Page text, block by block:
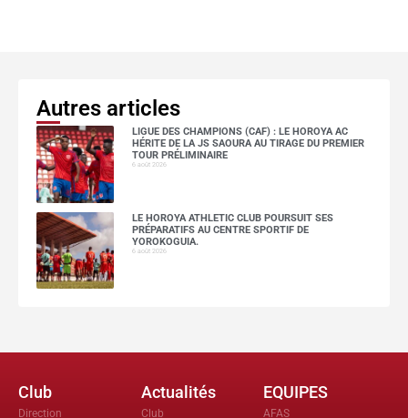
Autres articles
LIGUE DES CHAMPIONS (CAF) : LE HOROYA AC
HÉRITE DE LA JS SAOURA AU TIRAGE DU PREMIER
TOUR PRÉLIMINAIRE
6 août 2026
LE HOROYA ATHLETIC CLUB POURSUIT SES
PRÉPARATIFS AU CENTRE SPORTIF DE
YOROKOGUIA.
6 août 2026
Club
Direction
Actualités
Club
EQUIPES
AFAS